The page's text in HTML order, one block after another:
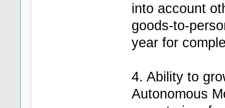
into account
goods-to-
year for
4. Ability to
Autonomous